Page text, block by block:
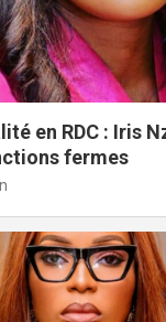
en RDC : Iris
fermes